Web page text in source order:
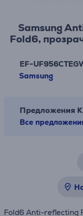
Samsung
Fold6,
EF-
Samsung
Предложения
Все
Fold6 Anti-reflecting